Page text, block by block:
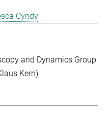
Cyndy
and Dynamics Group
Kern)